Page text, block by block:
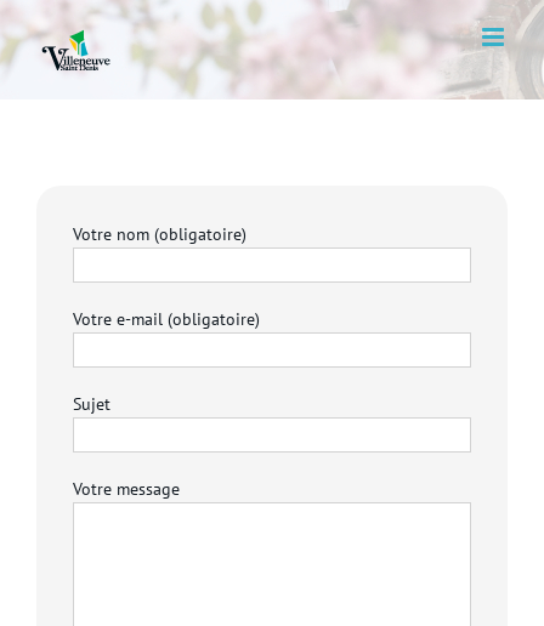
to
content
Votre nom (obligatoire)
Votre e-mail (obligatoire)
Sujet
Votre message